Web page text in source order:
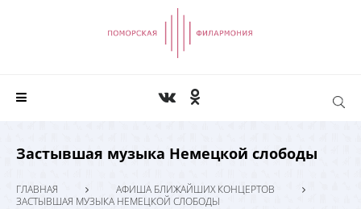
Застывшая музыка Немецкой слободы
ГЛАВНАЯ
АФИША БЛИЖАЙШИХ КОНЦЕРТОВ
ЗАСТЫВШАЯ МУЗЫКА НЕМЕЦКОЙ СЛОБОДЫ